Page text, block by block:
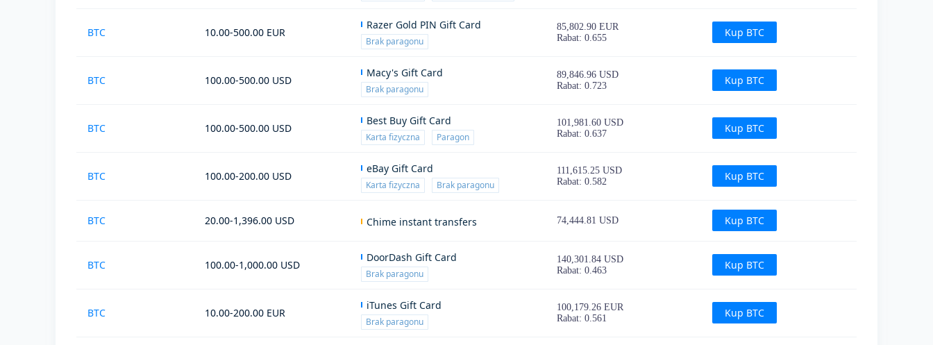
BTC 10.00-500.00 EUR
Razer Gold PIN Gift Card
Brak paragonu
85,802.90 EUR
Rabat: 0.655
Kup BTC
BTC 100.00-500.00 USD
Macy's Gift Card
Brak paragonu
89,846.96 USD
Rabat: 0.723
Kup BTC
BTC 100.00-500.00 USD
Best Buy Gift Card
Karta fizyczna Paragon
101,981.60 USD
Rabat: 0.637
Kup BTC
BTC 100.00-200.00 USD
eBay Gift Card
Karta fizyczna Brak paragonu
111,615.25 USD
Rabat: 0.582
Kup BTC
BTC 20.00-1,396.00 USD Chime instant transfers 74,444.81 USD Kup BTC
BTC 100.00-1,000.00 USD
DoorDash Gift Card
Brak paragonu
140,301.84 USD
Rabat: 0.463
Kup BTC
BTC 10.00-200.00 EUR
iTunes Gift Card
Brak paragonu
100,179.26 EUR
Rabat: 0.561
Kup BTC